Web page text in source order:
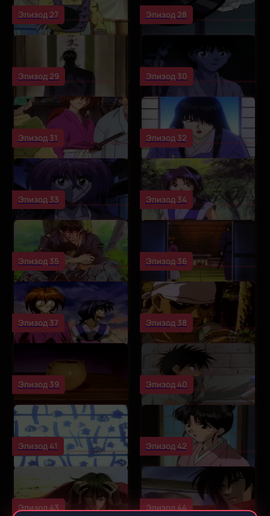
Эпизод 27 Эпизод 28
Эпизод 29 Эпизод 30
Эпизод 31 Эпизод 32
Эпизод 33 Эпизод 34
Эпизод 35 Эпизод 36
Эпизод 37 Эпизод 38
Эпизод 39 Эпизод 40
Эпизод 41 Эпизод 42
Эпизод 43 Эпизод 44